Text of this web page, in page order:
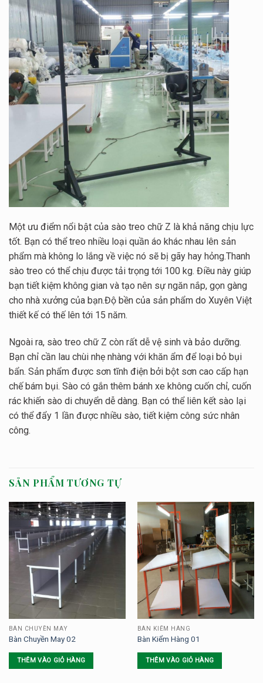
Một ưu điểm nổi bật của sào treo chữ Z là khả năng chịu lực
tốt. Bạn có thể treo nhiều loại quần áo khác nhau lên sản
phẩm mà không lo lắng về việc nó sẽ bị gãy hay hỏng.Thanh
sào treo có thể chịu được tải trọng tới 100 kg. Điều này giúp
bạn tiết kiệm không gian và tạo nên sự ngăn nắp, gọn gàng
cho nhà xưởng của bạn.Độ bền của sản phẩm do Xuyên Việt
thiết kế có thế lên tới 15 năm.
Ngoài ra, sào treo chữ Z còn rất dễ vệ sinh và bảo dưỡng.
Bạn chỉ cần lau chùi nhẹ nhàng với khăn ẩm để loại bỏ bụi
bẩn. Sản phẩm được sơn tĩnh điện bởi bột sơn cao cấp hạn
chế bám bụi. Sào có gắn thêm bánh xe không cuốn chỉ, cuốn
rác khiến sào di chuyển dễ dàng. Bạn có thể liên kết sào lại
có thể đẩy 1 lần được nhiều sào, tiết kiệm công sức nhân
công.
SẢN PHẨM TƯƠNG TỰ
BÀN CHUYỀN MAY
Bàn Chuyền May 02
THÊM VÀO GIỎ HÀNG
BÀN KIỂM HÀNG
Bàn Kiểm Hàng 01
THÊM VÀO GIỎ HÀNG